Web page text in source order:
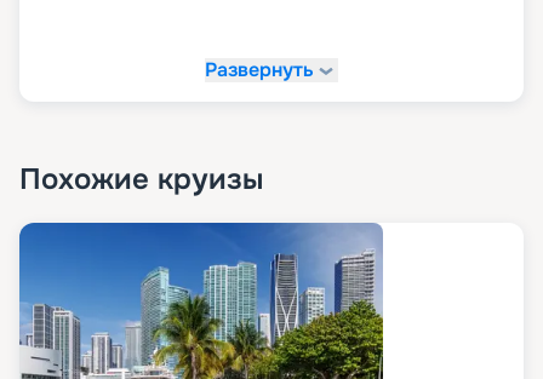
На сайте «Круиз.онлайн» рекомендуем купить
свой круиз мечты. У нас вы можете в
маршруты, схемы и планы палуб, описание,
расписание, характеристики и фото лайнера, а
также узнать цену круизов и прочитать отзывы
про них. Также на нашем сайте в пару кликов вы
можете оформить путевку в любое путешествие
в 2026 - 2027 гг. Рады напомнить, что благодаря
возможностям раннего бронирования вы
можете сделать ваше путешествие еще и
выгодным.
Развернуть
Похожие круизы